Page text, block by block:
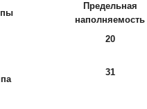
Предельная
наполняемость
20
31